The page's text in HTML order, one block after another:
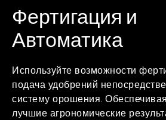
Фертигация и
Автоматика
Используйте возможности
подача удобрений
систему орошения. Обеспечивая
лучшие агрономические